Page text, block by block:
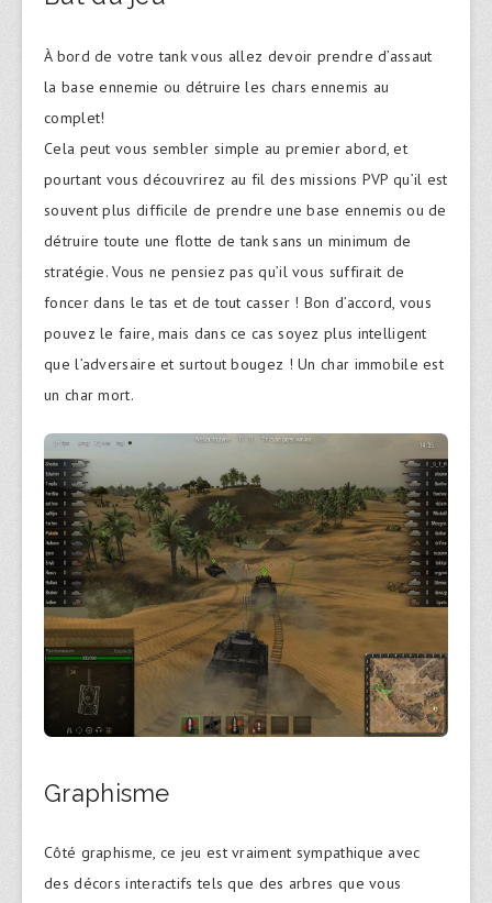
À bord de votre tank vous allez devoir prendre d’assaut
la base ennemie ou détruire les chars ennemis au
complet!
Cela peut vous sembler simple au premier abord, et
pourtant vous découvrirez au fil des missions PVP qu’il est
souvent plus difficile de prendre une base ennemis ou de
détruire toute une flotte de tank sans un minimum de
stratégie. Vous ne pensiez pas qu’il vous suffirait de
foncer dans le tas et de tout casser ! Bon d’accord, vous
pouvez le faire, mais dans ce cas soyez plus intelligent
que l’adversaire et surtout bougez ! Un char immobile est
un char mort.
Graphisme
Côté graphisme, ce jeu est vraiment sympathique avec
des décors interactifs tels que des arbres que vous